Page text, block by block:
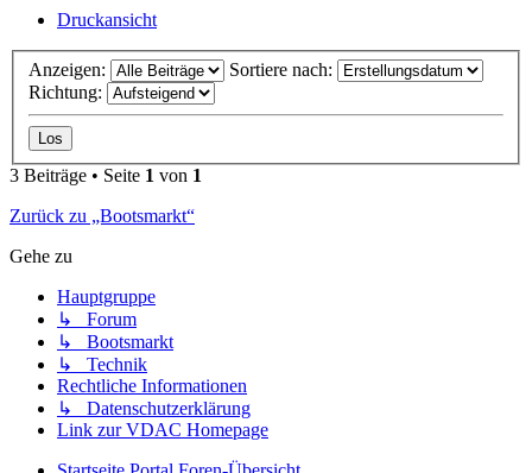
Druckansicht
Anzeigen:
Sortiere nach:
Richtung:
3 Beiträge • Seite 1 von 1
Zurück zu „Bootsmarkt“
Gehe zu
Hauptgruppe
↳ Forum
↳ Bootsmarkt
↳ Technik
Rechtliche Informationen
↳ Datenschutzerklärung
Link zur VDAC Homepage